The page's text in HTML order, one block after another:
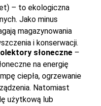
– to ekologiczna
Jako minus
magazynowania
i konserwacji.
słoneczne –
na energię
ciepła, ogrzewanie
Natomiast
użytkową lub